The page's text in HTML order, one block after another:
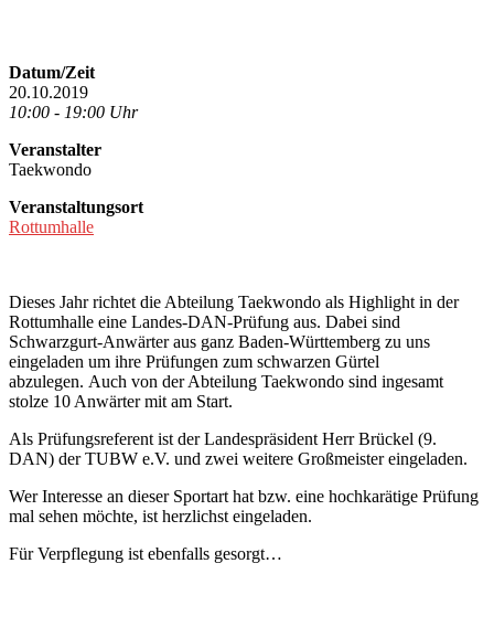
Datum/Zeit
20.10.2019
10:00 - 19:00 Uhr
Veranstalter
Taekwondo
Veranstaltungsort
Rottumhalle
Dieses Jahr richtet die Abteilung Taekwondo als Highlight in der
Rottumhalle eine Landes-DAN-Prüfung aus. Dabei sind
Schwarzgurt-Anwärter aus ganz Baden-Württemberg zu uns
eingeladen um ihre Prüfungen zum schwarzen Gürtel
abzulegen. Auch von der Abteilung Taekwondo sind ingesamt
stolze 10 Anwärter mit am Start.
Als Prüfungsreferent ist der Landespräsident Herr Brückel (9.
DAN) der TUBW e.V. und zwei weitere Großmeister eingeladen.
Wer Interesse an dieser Sportart hat bzw. eine hochkarätige Prüfung
mal sehen möchte, ist herzlichst eingeladen.
Für Verpflegung ist ebenfalls gesorgt…